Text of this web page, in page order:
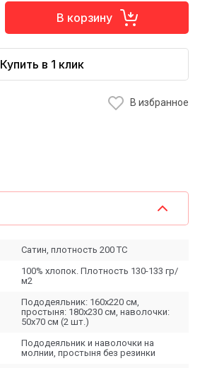
В корзину
Купить в 1 клик
В избранное
Сатин, плотность 200 ТС
100% хлопок. Плотность 130-133 гр/
м2
Пододеяльник: 160х220 см,
простыня: 180х230 см, наволочки:
50х70 см (2 шт.)
Пододеяльник и наволочки на
молнии, простыня без резинки